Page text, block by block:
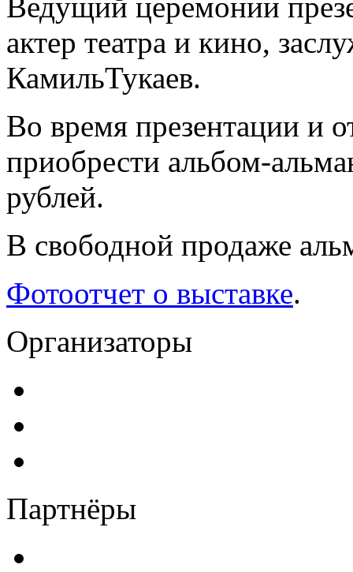
Ведущий церемонии
актер театра и кино,
КамильТукаев.
Во время презентации и
приобрести альбом-
рублей.
В свободной продаже
Фотоотчет о выставке.
Организаторы
Партнёры